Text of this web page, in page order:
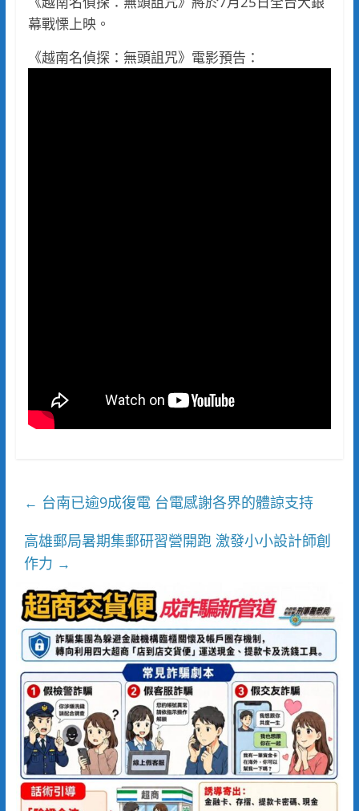
幕戰慄上映。
《越南名偵探：無頭詛咒》電影預告：
← 台南已逾9成復電 台電感謝各界的體諒支持
高雄郵局暑期集郵研習營開跑 激發小小設計師創
作力 →